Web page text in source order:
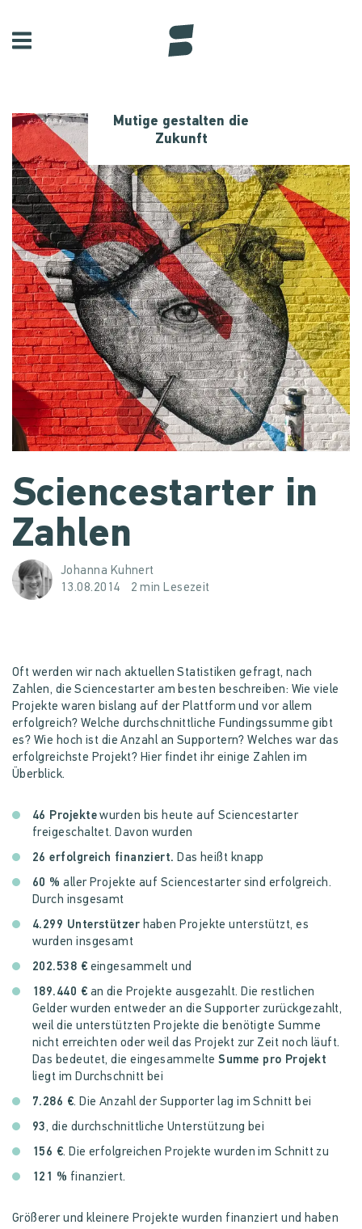
Mutige gestalten die
Zukunft
Sciencestarter in
Zahlen
Johanna Kuhnert
13.08.2014
2 min Lesezeit
Oft werden wir nach aktuellen Statistiken gefragt, nach
Zahlen, die Sciencestarter am besten beschreiben: Wie viele
Projekte waren bislang auf der Plattform und vor allem
erfolgreich? Welche durchschnittliche Fundingssumme gibt
es? Wie hoch ist die Anzahl an Supportern? Welches war das
erfolgreichste Projekt? Hier findet ihr einige Zahlen im
Überblick.
46 Projektewurden bis heute auf Sciencestarter
freigeschaltet. Davon wurden
26 erfolgreich finanziert. Das heißt knapp
60 % aller Projekte auf Sciencestarter sind erfolgreich.
Durch insgesamt
4.299 Unterstützer haben Projekte unterstützt, es
wurden insgesamt
202.538 € eingesammelt und
189.440 € an die Projekte ausgezahlt. Die restlichen
Gelder wurden entweder an die Supporter zurückgezahlt,
weil die unterstützten Projekte die benötigte Summe
nicht erreichten oder weil das Projekt zur Zeit noch läuft.
Das bedeutet, die eingesammelteSumme pro Projekt
liegt im Durchschnitt bei
7.286 €. Die Anzahl der Supporter lag im Schnitt bei
93, die durchschnittliche Unterstützung bei
156 €. Die erfolgreichen Projekte wurden im Schnitt zu
121 % finanziert.
Größerer und kleinere Projekte wurden finanziert und haben